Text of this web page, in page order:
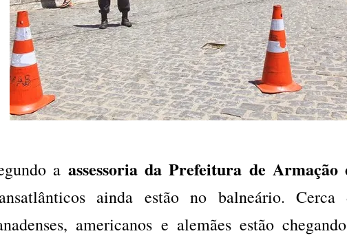
a assessoria da Prefeitura de Armação
ainda estão no balneário.
americanos e alemães estão